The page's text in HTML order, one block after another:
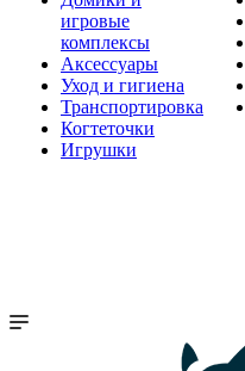
игровые
комплексы
Аксессуары
Уход и гигиена
Транспортировка
Когтеточки
Игрушки